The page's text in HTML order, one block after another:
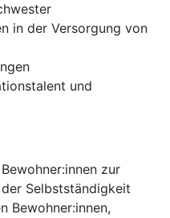
in der Versorgung von
und
zur
Selbstständigkeit
Bewohner:innen,